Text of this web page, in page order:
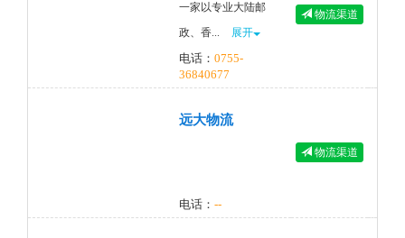
一家以专业大陆邮
政、香...
展开
电话： 0755-
36840677
物流渠道
远大物流
电话： --
物流渠道